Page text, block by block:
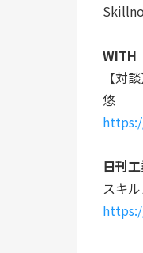
WITH
【対
悠
日刊
スキ